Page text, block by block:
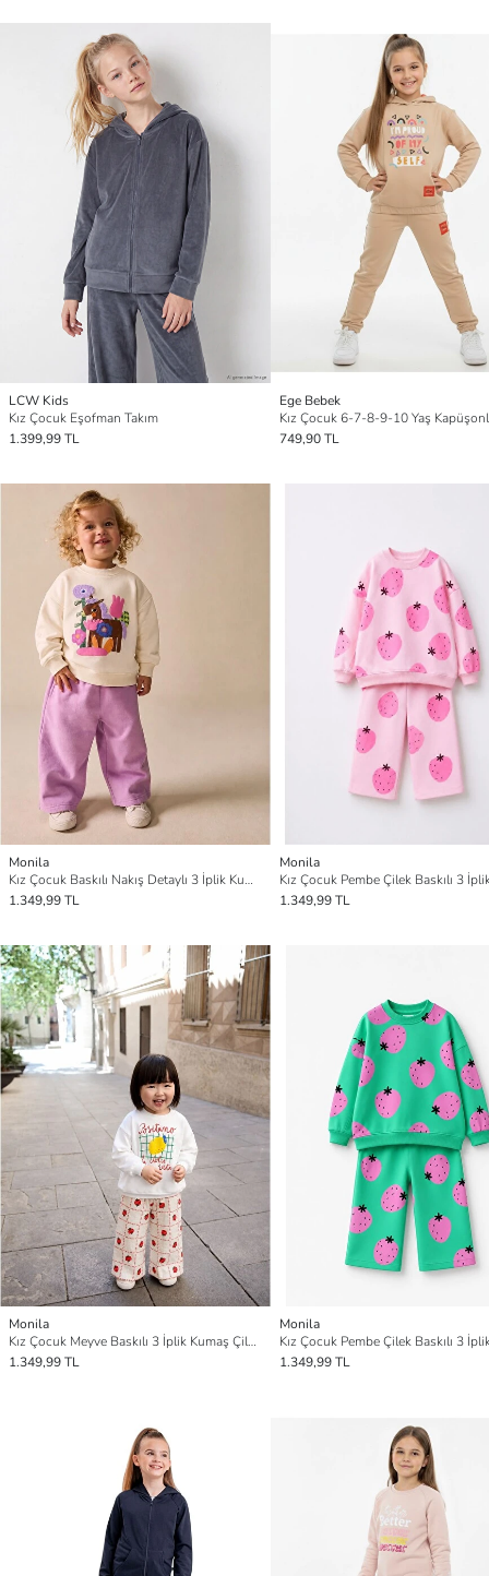
LCW Kids
Kız Çocuk Eşofman Takım
1.399,99 TL
Ege Bebek
749,90 TL
Monila
Kız Çocuk Baskılı Nakış Detaylı 3 İplik Kumaş Eşofman Takım
1.349,99 TL
Monila
1.349,99 TL
Monila
Kız Çocuk Meyve Baskılı 3 İplik Kumaş Çilek Baskılı Eşofman Takım
1.349,99 TL
Monila
1.349,99 TL